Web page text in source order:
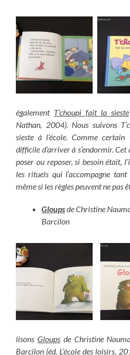
également T’choupi fait la sieste
Nathan, 2004). Nous suivons
sieste à l’école. Comme
difficile d’arriver à s’endormir.
poser ou reposer, si besoin était,
les rituels qui l’accompagne tant
même si les règles peuvent ne pas
Gloupsde Christine
Barcilon
lisonsGloups de Christine
Barcilon (éd. L’école des loisirs,